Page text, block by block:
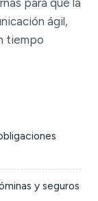
para que la
ágil,
tiempo
y seguros